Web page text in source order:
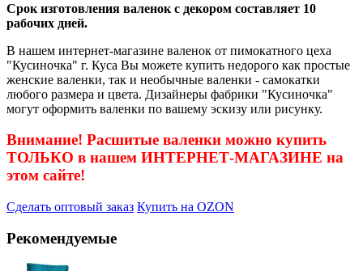
Срок изготовления валенок с декором составляет 10
рабочих дней.
В нашем интернет-магазине валенок от пимокатного цеха
"Кусиночка" г. Куса Вы можете купить недорого как простые
женские валенки, так и необычные валенки - самокатки
любого размера и цвета. Дизайнеры фабрики "Кусиночка"
могут оформить валенки по вашему эскизу или рисунку.
Внимание! Расшитые валенки можно купить
ТОЛЬКО в нашем ИНТЕРНЕТ-МАГАЗИНЕ на
этом сайте!
Сделать оптовый заказ Купить на OZON
Рекомендуемые